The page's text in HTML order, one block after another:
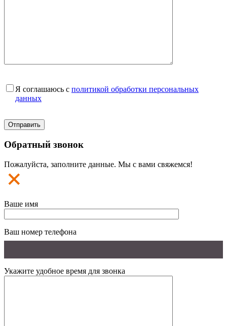
Я соглашаюсь с политикой обработки персональных
данных
Обратный звонок
Пожалуйста, заполните данные. Мы с вами свяжемся!
Ваше имя
Ваш номер телефона
Укажите удобное время для звонка